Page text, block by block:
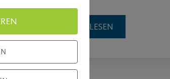
WEITERLESEN